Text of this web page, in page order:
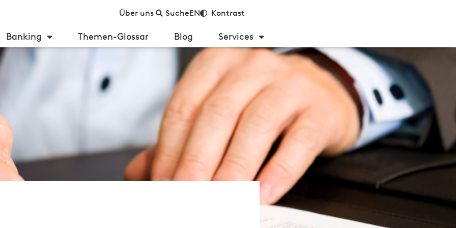
Über uns SucheEN Kontrast
Banking Themen-Glossar Blog Services